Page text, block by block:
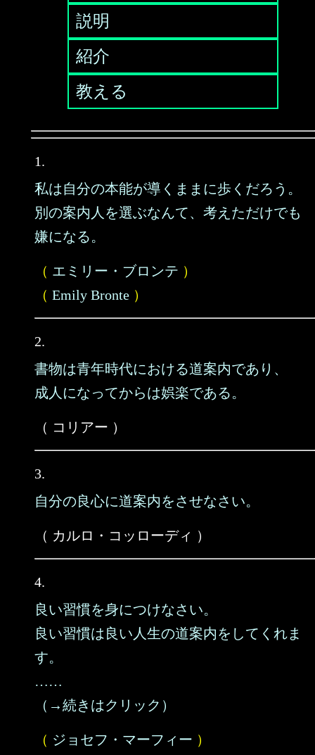
説明
紹介
教える
1.
私は自分の本能が導くままに歩くだろう。
別の案内人を選ぶなんて、考えただけでも
嫌になる。
（ エミリー・ブロンテ ）
（ Emily Bronte ）
2.
書物は青年時代における道案内であり、
成人になってからは娯楽である。
（ コリアー ）
3.
自分の良心に道案内をさせなさい。
（ カルロ・コッローディ ）
4.
良い習慣を身につけなさい。
良い習慣は良い人生の道案内をしてくれま
す。
……
（→続きはクリック）
（ ジョセフ・マーフィー ）